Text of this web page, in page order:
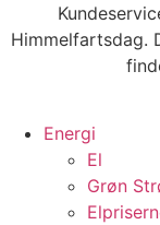
tilHimmelfartsdag.
Energi
El
Grøn